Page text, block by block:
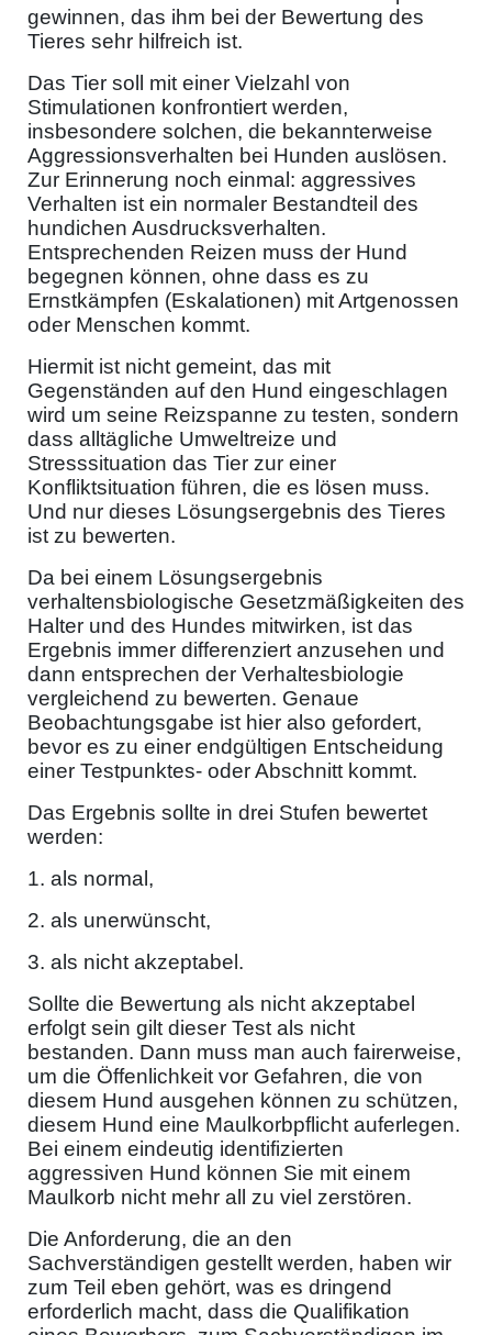
gewinnen, das ihm bei der Bewertung des
Tieres sehr hilfreich ist.
Das Tier soll mit einer Vielzahl von
Stimulationen konfrontiert werden,
insbesondere solchen, die bekannterweise
Aggressionsverhalten bei Hunden auslösen.
Zur Erinnerung noch einmal: aggressives
Verhalten ist ein normaler Bestandteil des
hundichen Ausdrucksverhalten.
Entsprechenden Reizen muss der Hund
begegnen können, ohne dass es zu
Ernstkämpfen (Eskalationen) mit Artgenossen
oder Menschen kommt.
Hiermit ist nicht gemeint, das mit
Gegenständen auf den Hund eingeschlagen
wird um seine Reizspanne zu testen, sondern
dass alltägliche Umweltreize und
Stresssituation das Tier zur einer
Konfliktsituation führen, die es lösen muss.
Und nur dieses Lösungsergebnis des Tieres
ist zu bewerten.
Da bei einem Lösungsergebnis
verhaltensbiologische Gesetzmäßigkeiten des
Halter und des Hundes mitwirken, ist das
Ergebnis immer differenziert anzusehen und
dann entsprechen der Verhaltesbiologie
vergleichend zu bewerten. Genaue
Beobachtungsgabe ist hier also gefordert,
bevor es zu einer endgültigen Entscheidung
einer Testpunktes- oder Abschnitt kommt.
Das Ergebnis sollte in drei Stufen bewertet
werden:
1. als normal,
2. als unerwünscht,
3. als nicht akzeptabel.
Sollte die Bewertung als nicht akzeptabel
erfolgt sein gilt dieser Test als nicht
bestanden. Dann muss man auch fairerweise,
um die Öffenlichkeit vor Gefahren, die von
diesem Hund ausgehen können zu schützen,
diesem Hund eine Maulkorbpflicht auferlegen.
Bei einem eindeutig identifizierten
aggressiven Hund können Sie mit einem
Maulkorb nicht mehr all zu viel zerstören.
Die Anforderung, die an den
Sachverständigen gestellt werden, haben wir
zum Teil eben gehört, was es dringend
erforderlich macht, dass die Qualifikation